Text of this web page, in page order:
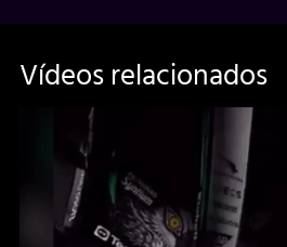
Vídeos relacionados